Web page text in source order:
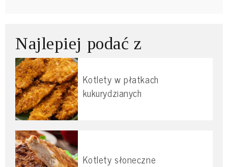
Najlepiej podać z
Kotlety w płatkach
kukurydzianych
Kotlety słoneczne